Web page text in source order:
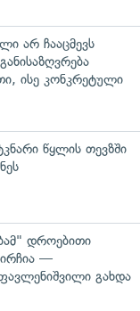
არ ჩააცმევს
ისე კონკრეტული
წყლის თევზში
დროებითი
—
გახდა